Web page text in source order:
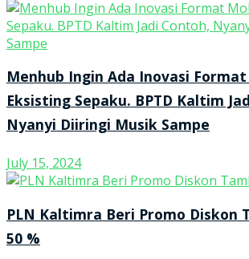
Menhub Ingin Ada Inovasi
Eksisting Sepaku. BPTD Kaltim
Nyanyi Diiringi Musik Sampe
July 15, 2024
PLN Kaltimra Beri Promo Diskon
50 %